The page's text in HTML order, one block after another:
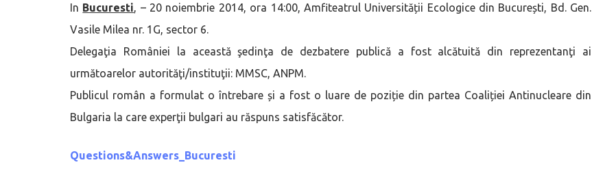
In Bucuresti, – 20 noiembrie 2014, ora 14:00, Amfiteatrul Universității Ecologice din București, Bd. Gen.
Vasile Milea nr. 1G, sector 6.
Delegaţia României la această şedinţa de dezbatere publică a fost alcătuită din reprezentanţi ai
următoarelor autorităţi/instituţii: MMSC, ANPM.
Publicul român a formulat o întrebare și a fost o luare de poziție din partea Coaliției Antinucleare din
Bulgaria la care experţii bulgari au răspuns satisfăcător.
Questions&Answers_Bucuresti